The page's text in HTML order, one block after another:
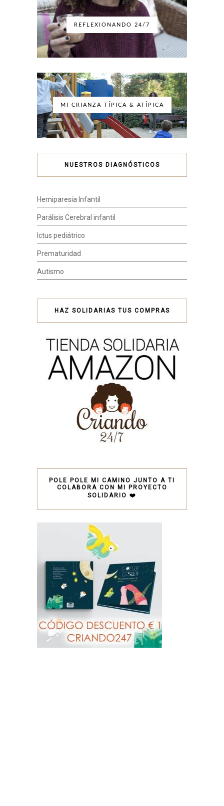
REFLEXIONANDO 24/7
MI CRIANZA TÍPICA & ATÍPICA
NUESTROS DIAGNÓSTICOS
Hemiparesia Infantil
Parálisis Cerebral infantil
Ictus pediátrico
Prematuridad
Autismo
HAZ SOLIDARIAS TUS COMPRAS
POLE POLE MI CAMINO JUNTO A TI
COLABORA CON MI PROYECTO
SOLIDARIO ❤️